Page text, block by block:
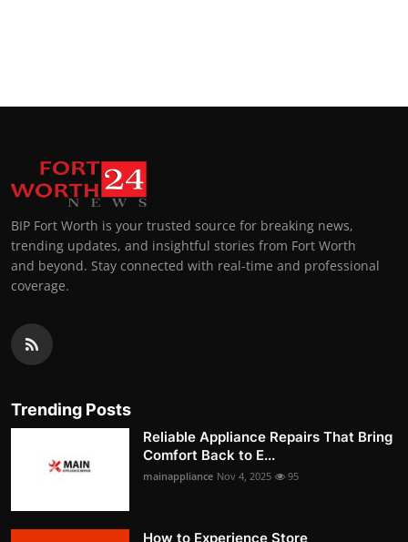
BIP Fort Worth is your trusted source for breaking news,
trending updates, and insightful stories from Fort Worth
and beyond. Stay connected with real-time and professional
coverage.
Trending Posts
Reliable Appliance Repairs That Bring
Comfort Back to E...
mainappliance Nov 4, 2025 95
How to Experience Store